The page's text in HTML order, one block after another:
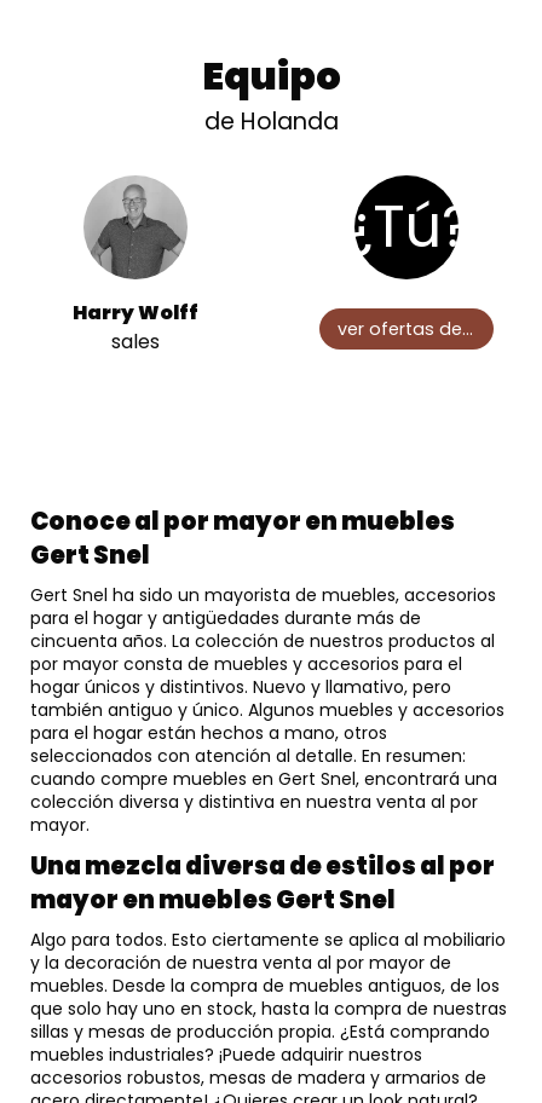
Equipo
de Holanda
Harry Wolff
sales
¿Tú?
ver ofertas de empleo
Conoce al por mayor en muebles
Gert Snel
Gert Snel ha sido un mayorista de muebles, accesorios
para el hogar y antigüedades durante más de
cincuenta años. La colección de nuestros productos al
por mayor consta de muebles y accesorios para el
hogar únicos y distintivos. Nuevo y llamativo, pero
también antiguo y único. Algunos muebles y accesorios
para el hogar están hechos a mano, otros
seleccionados con atención al detalle. En resumen:
cuando compre muebles en Gert Snel, encontrará una
colección diversa y distintiva en nuestra venta al por
mayor.
Una mezcla diversa de estilos al por
mayor en muebles Gert Snel
Algo para todos. Esto ciertamente se aplica al mobiliario
y la decoración de nuestra venta al por mayor de
muebles. Desde la compra de muebles antiguos, de los
que solo hay uno en stock, hasta la compra de nuestras
sillas y mesas de producción propia. ¿Está comprando
muebles industriales? ¡Puede adquirir nuestros
accesorios robustos, mesas de madera y armarios de